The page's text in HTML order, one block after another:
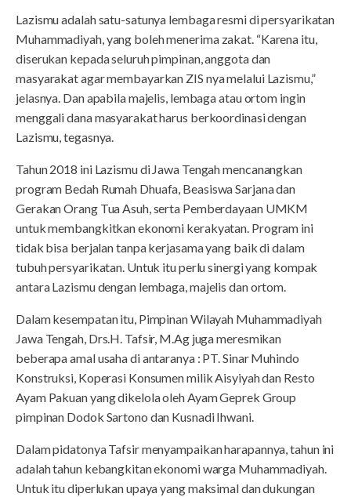
Lazismu adalah satu-satunya lembaga resmi di persyarikatan
Muhammadiyah, yang boleh menerima zakat. “Karena itu,
diserukan kepada seluruh pimpinan, anggota dan
masyarakat agar membayarkan ZIS nya melalui Lazismu,”
jelasnya. Dan apabila majelis, lembaga atau ortom ingin
menggali dana masyarakat harus berkoordinasi dengan
Lazismu, tegasnya.
Tahun 2018 ini Lazismu di Jawa Tengah mencanangkan
program Bedah Rumah Dhuafa, Beasiswa Sarjana dan
Gerakan Orang Tua Asuh, serta Pemberdayaan UMKM
untuk membangkitkan ekonomi kerakyatan. Program ini
tidak bisa berjalan tanpa kerjasama yang baik di dalam
tubuh persyarikatan. Untuk itu perlu sinergi yang kompak
antara Lazismu dengan lembaga, majelis dan ortom.
Dalam kesempatan itu, Pimpinan Wilayah Muhammadiyah
Jawa Tengah, Drs.H. Tafsir, M.Ag juga meresmikan
beberapa amal usaha di antaranya : PT. Sinar Muhindo
Konstruksi, Koperasi Konsumen milik Aisyiyah dan Resto
Ayam Pakuan yang dikelola oleh Ayam Geprek Group
pimpinan Dodok Sartono dan Kusnadi Ihwani.
Dalam pidatonya Tafsir menyampaikan harapannya, tahun ini
adalah tahun kebangkitan ekonomi warga Muhammadiyah.
Untuk itu diperlukan upaya yang maksimal dan dukungan